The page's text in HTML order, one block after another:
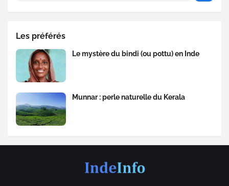
Les préférés
Le mystère du bindi (ou pottu) en Inde
Munnar : perle naturelle du Kerala